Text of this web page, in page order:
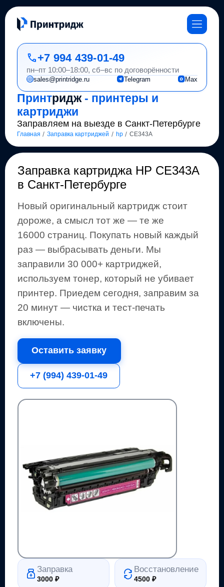
Принтридж- принтеры и
картриджи
Заправляем на выезде в Санкт-Петербурге
Главная / Заправка картриджей / hp / CE343A
+7 994 439-01-49
пн–пт 10:00–18:00, сб–вс по договорённости
sales@printridge.ru Telegram Max
Заправка картриджа HP CE343A
в Санкт-Петербурге
Новый оригинальный картридж стоит
дороже, а смысл тот же — те же
16000 страниц. Покупать новый каждый
раз — выбрасывать деньги. Мы
заправили 30 000+ картриджей,
используем тонер, который не убивает
принтер. Приедем сегодня, заправим за
20 минут — чистка и тест-печать
включены.
Оставить заявку
+7 (994) 439-01-49
Заправка
3000₽
Восстановление
4500₽